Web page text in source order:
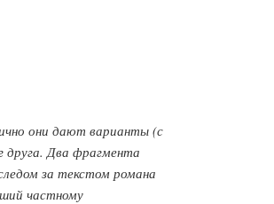
они дают варианты (с
друга. Два фрагмента
за текстом романа
частному